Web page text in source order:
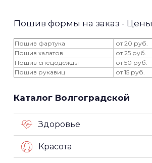
Пошив формы на заказ - Цены
Пошив фартука
от 20 руб.
Пошив халатов
от 25 руб.
Пошив спецодежды
от 50 руб.
Пошив рукавиц
от 15 руб.
Каталог Волгоградской
Здоровье
Красота